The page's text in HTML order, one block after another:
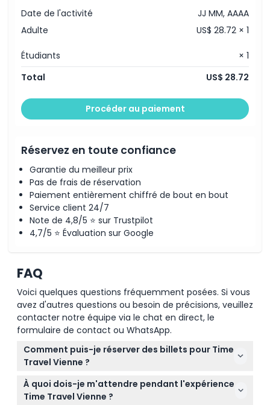
Date de l'activité
JJ MM, AAAA
Adulte
US$ 28.72 × 1
Étudiants
× 1
Total
US$ 28.72
Procéder au paiement
Réservez en toute confiance
Garantie du meilleur prix
Pas de frais de réservation
Paiement entièrement chiffré de bout en bout
Service client 24/7
Note de 4,8/5 ⭐ sur Trustpilot
4,7/5 ⭐ Évaluation sur Google
FAQ
Voici quelques questions fréquemment posées. Si vous
avez d'autres questions ou besoin de précisions, veuillez
contacter notre équipe via le chat en direct, le
formulaire de contact ou WhatsApp.
Comment puis-je réserver des billets pour Time
Travel Vienne ?
Vous pouvez facilement réserver vos billets en ligne
ici même sur ce site en sélectionnant votre date et
À quoi dois-je m'attendre pendant l'expérience
Time Travel Vienne ?